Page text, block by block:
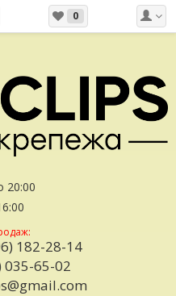
0
20:00
182-28-14
035-65-02